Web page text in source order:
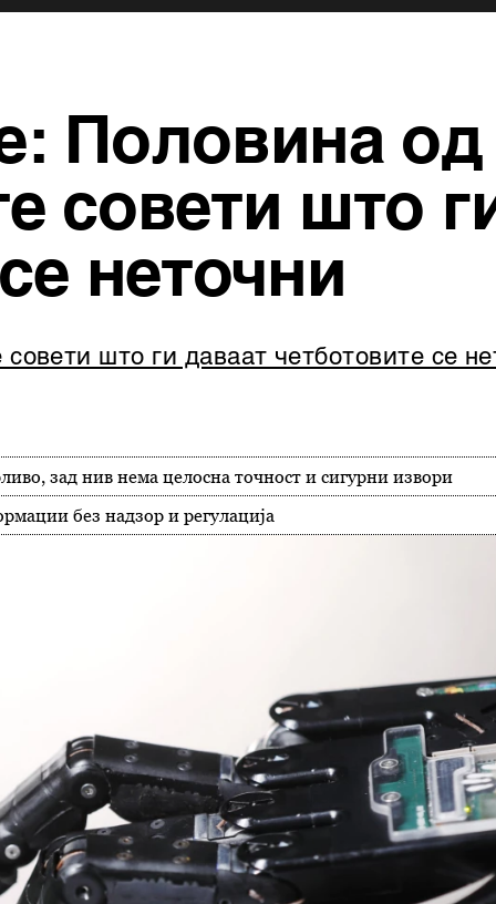
Половина од
совети што
неточни
што ги даваат четботовите се
зад нив нема целосна точност и сигурни извори
без надзор и регулација